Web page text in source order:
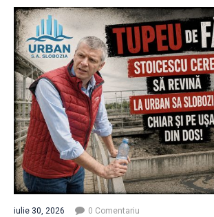
iulie 30, 2026 0 Comentariu